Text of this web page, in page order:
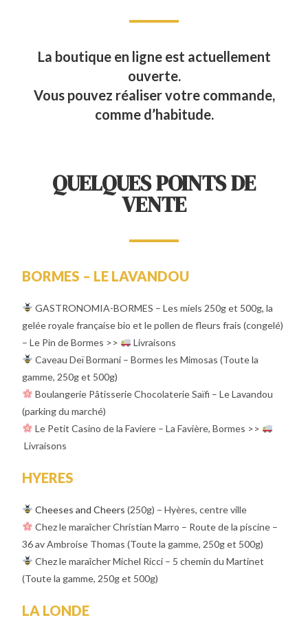
La boutique en ligne est actuellement
ouverte.
Vous pouvez réaliser votre commande,
comme d’habitude.
QUELQUES POINTS DE
VENTE
BORMES – LE LAVANDOU
GASTRONOMIA-BORMES – Les miels 250g et 500g, la
gelée royale française bio et le pollen de fleurs frais (congelé)
– Le Pin de Bormes >>
Livraisons
Caveau Deï Bormani – Bormes les Mimosas (Toute la
gamme, 250g et 500g)
Boulangerie Pâtisserie Chocolaterie Saïfi – Le Lavandou
(parking du marché)
Le Petit Casino de la Faviere – La Favière, Bormes >>
Livraisons
HYERES
Cheeses and Cheers (250g) – Hyères, centre ville
Chez le maraîcher Christian Marro – Route de la piscine –
36 av Ambroise Thomas (Toute la gamme, 250g et 500g)
Chez le maraîcher Michel Ricci – 5 chemin du Martinet
(Toute la gamme, 250g et 500g)
LA LONDE